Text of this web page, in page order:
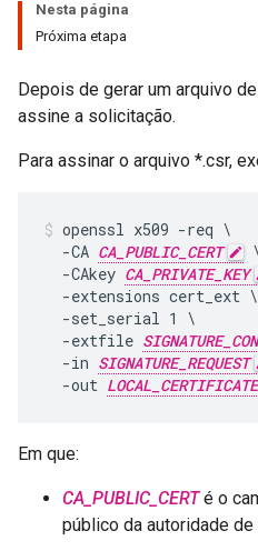
Nesta página
Próxima etapa
Depois de gerar um arquivo
assine a solicitação.
Para assinar o arquivo *.csr,
openssl x509 -req \
  -CA
CA_PUBLIC_CERT
  -CAkey
CA_PRIVATE_KEY
  -extensions cert_ext \
  -set_serial 1 \
  -extfile
  -in
SIGNATURE_REQUEST
  -out
Em que:
CA_PUBLIC_CERTé o
público da autoridade